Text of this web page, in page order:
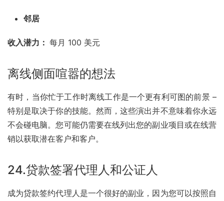
邻居
收入潜力： 每月 100 美元
离线侧面喧嚣的想法
有时，当你忙于工作时离线工作是一个更有利可图的前景 –
特别是取决于你的技能。然而，这些演出并不意味着你永远
不会碰电脑。您可能仍需要在线列出您的副业项目或在线营
销以获取潜在客户和客户。
24.贷款签署代理人和公证人
成为贷款签约代理人是一个很好的副业，因为您可以按照自